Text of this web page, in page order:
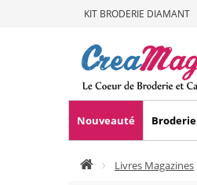
KIT BRODERIE DIAMANT
Nouveauté Broderie
Livres Magazines